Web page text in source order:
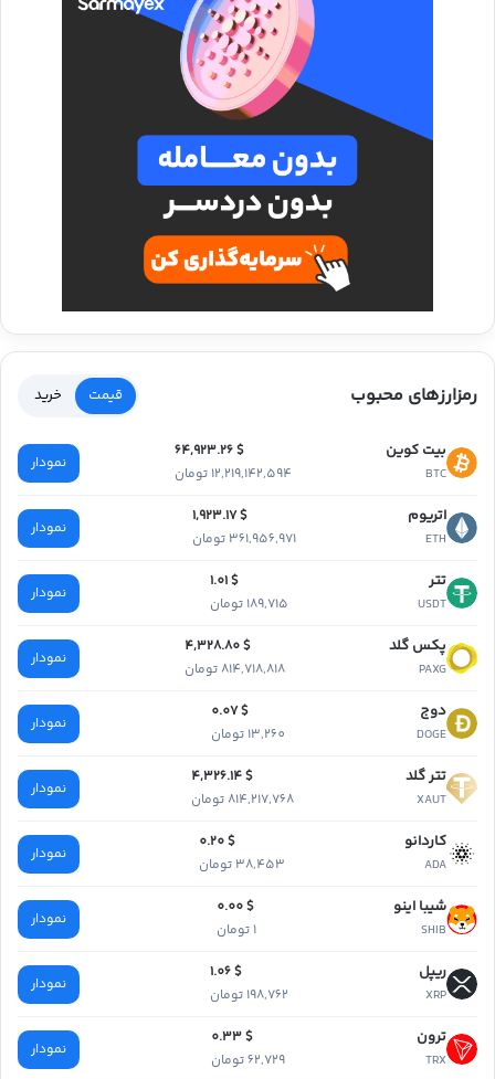
رمزارزهای محبوب قیمت خرید
بیت کوین
BTC
$ 64,923.26
12,219,142,594 تومان
نمودار
اتریوم
ETH
$ 1,923.17
361,956,971 تومان
نمودار
تتر
USDT
$ 1.01
189,715 تومان
نمودار
پکس گلد
PAXG
$ 4,328.80
814,718,818 تومان
نمودار
دوج
DOGE
$ 0.07
13,260 تومان
نمودار
تتر گلد
XAUT
$ 4,326.14
814,217,768 تومان
نمودار
کاردانو
ADA
$ 0.20
38,453 تومان
نمودار
شیبا اینو
SHIB
$ 0.00
1 تومان
نمودار
ریپل
XRP
$ 1.06
198,762 تومان
نمودار
ترون
TRX
$ 0.33
62,729 تومان
نمودار